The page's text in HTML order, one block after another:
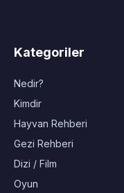
Kategoriler
Nedir?
Kimdir
Hayvan Rehberi
Gezi Rehberi
Dizi / Film
Oyun